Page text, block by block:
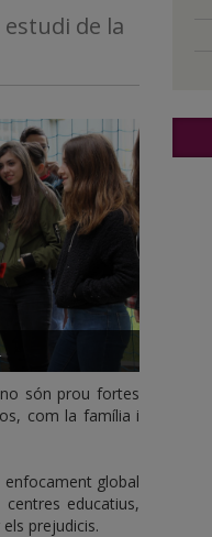
de la
són prou fortes
com la família i
enfocament global
educatius,
prejudicis.